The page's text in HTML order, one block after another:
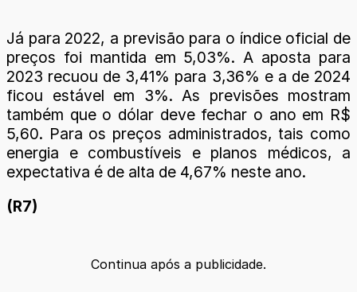
Já para 2022, a previsão para o índice oficial de
preços foi mantida em 5,03%. A aposta para
2023 recuou de 3,41% para 3,36% e a de 2024
ficou estável em 3%. As previsões mostram
também que o dólar deve fechar o ano em R$
5,60. Para os preços administrados, tais como
energia e combustíveis e planos médicos, a
expectativa é de alta de 4,67% neste ano.
(R7)
Continua após a publicidade.